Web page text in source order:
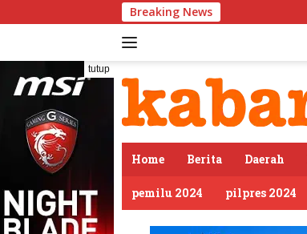
ke
Breaking News
tutup
Home Berita Daerah
pemilu 2024 pilpres 2024